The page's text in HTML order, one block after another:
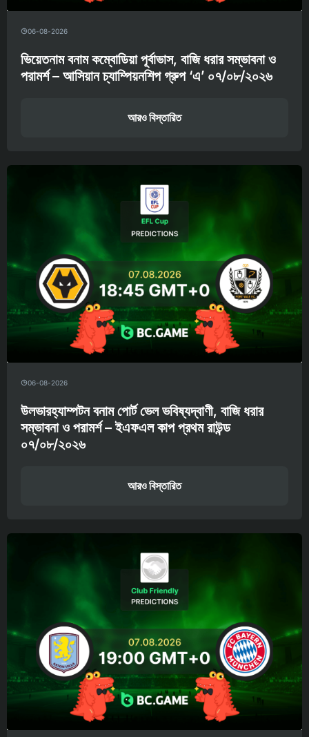
06-08-2026
ভিয়েতনাম বনাম কম্বোডিয়া পূর্বাভাস, বাজি ধরার সম্ভাবনা ও
পরামর্শ – আসিয়ান চ্যাম্পিয়নশিপ গ্রুপ ‘এ’ ০৭/০৮/২০২৬
আরও বিস্তারিত
06-08-2026
উলভারহ্যাম্পটন বনাম পোর্ট ভেল ভবিষ্যদ্বাণী, বাজি ধরার
সম্ভাবনা ও পরামর্শ – ইএফএল কাপ প্রথম রাউন্ড
০৭/০৮/২০২৬
আরও বিস্তারিত